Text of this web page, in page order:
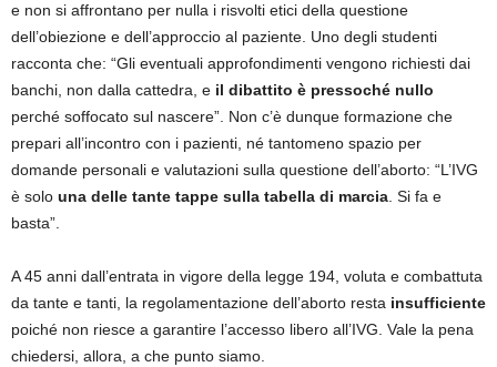
e non si affrontano per nulla i risvolti etici della questione
dell’obiezione e dell’approccio al paziente. Uno degli studenti
racconta che: “Gli eventuali approfondimenti vengono richiesti dai
banchi, non dalla cattedra, e il dibattito è pressoché nullo
perché soffocato sul nascere”. Non c’è dunque formazione che
prepari all’incontro con i pazienti, né tantomeno spazio per
domande personali e valutazioni sulla questione dell’aborto: “L’IVG
è solo una delle tante tappe sulla tabella di marcia. Si fa e
basta”.
A 45 anni dall’entrata in vigore della legge 194, voluta e combattuta
da tante e tanti, la regolamentazione dell’aborto resta insufficiente
poiché non riesce a garantire l’accesso libero all’IVG. Vale la pena
chiedersi, allora, a che punto siamo.